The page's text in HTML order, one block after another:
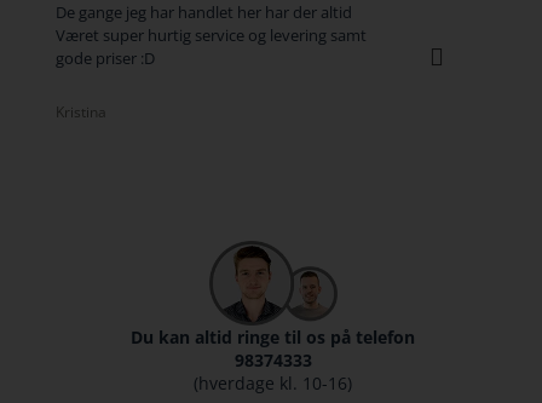
De gange jeg har handlet her har der altid
Været super hurtig service og levering samt
gode priser :D
Kristina
Du kan altid ringe til os på telefon
98374333
(hverdage kl. 10-16)